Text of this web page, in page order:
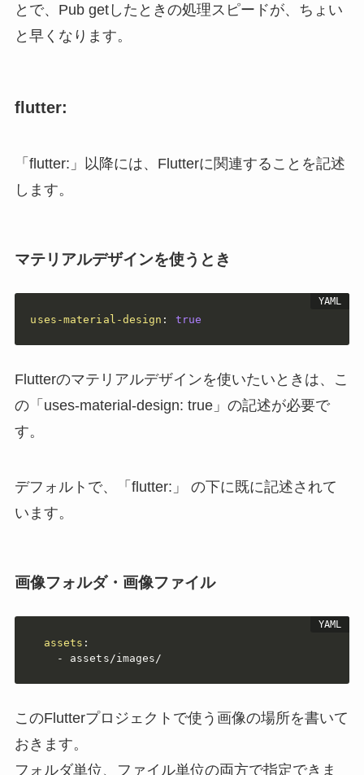
とで、Pub getしたときの処理スピードが、ちょい
と早くなります。
flutter:
「flutter:」以降には、Flutterに関連することを記述
します。
マテリアルデザインを使うとき
uses-material-design : true
Flutterのマテリアルデザインを使いたいときは、こ
の「uses-material-design: true」の記述が必要で
す。
デフォルトで、「flutter:」 の下に既に記述されて
います。
画像フォルダ・画像ファイル
assets :
-
assets/images/
このFlutterプロジェクトで使う画像の場所を書いて
おきます。
フォルダ単位、ファイル単位の両方で指定できま